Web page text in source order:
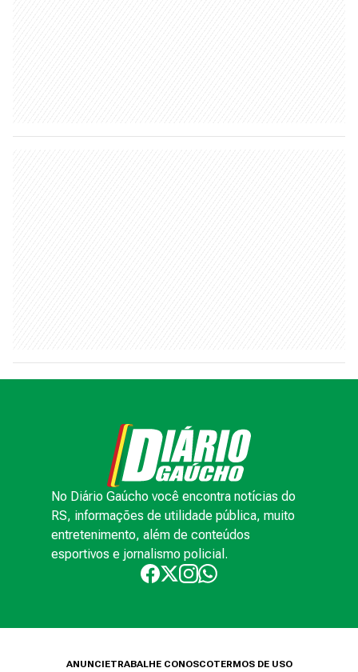
No Diário Gaúcho você encontra notícias do
RS, informações de utilidade pública, muito
entretenimento, além de conteúdos
esportivos e jornalismo policial.
ANUNCIETRABALHE CONOSCOTERMOS DE USO